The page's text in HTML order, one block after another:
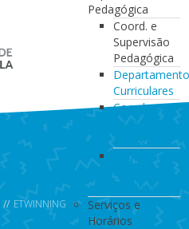
Pedagógica
Coord. e
Supervisão
Pedagógica
Curriculares
Coordenação
da Direção
de Turma
Coordenação
de
Serviços e
Horários
// ETWINNING